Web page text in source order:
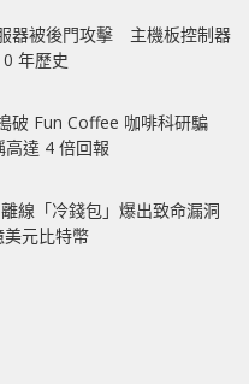
器被後門攻擊 主機板控制器
年歷史
破 Fun Coffee 咖啡科研騙
達 4 倍回報
線「冷錢包」爆出致命漏洞
元比特幣